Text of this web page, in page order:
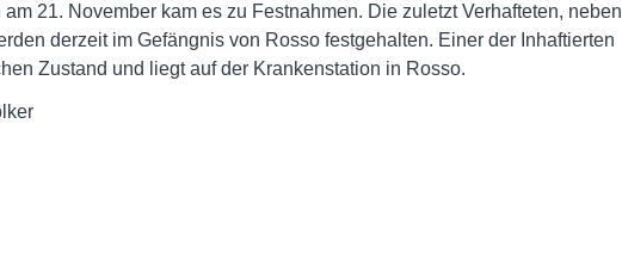
21. November kam es zu Festnahmen. Die zuletzt Verhafteten, neben
derzeit im Gefängnis von Rosso festgehalten. Einer der Inhaftierten
Zustand und liegt auf der Krankenstation in Rosso.